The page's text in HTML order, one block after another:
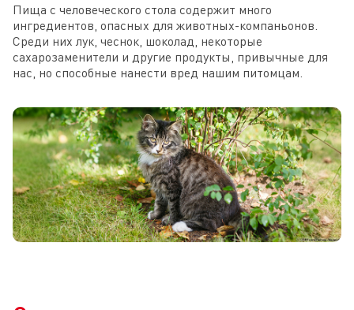
Пища с человеческого стола содержит много
ингредиентов, опасных для животных-компаньонов.
Среди них лук, чеснок, шоколад, некоторые
сахарозаменители и другие продукты, привычные для
нас, но способные нанести вред нашим питомцам.